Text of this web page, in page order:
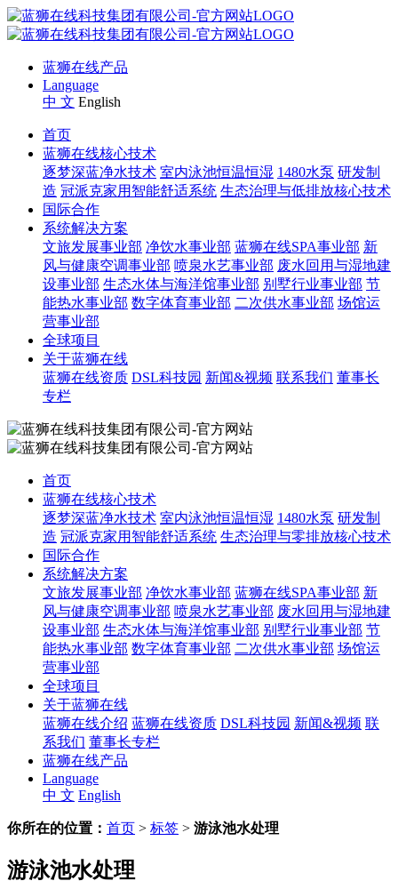
蓝狮在线产品
Language
中 文 English
首页
蓝狮在线核心技术
逐梦深蓝净水技术 室内泳池恒温恒湿 1480水泵 研发制
造 冠派克家用智能舒适系统 生态治理与低排放核心技术
国际合作
系统解决方案
文旅发展事业部 净饮水事业部 蓝狮在线SPA事业部 新
风与健康空调事业部 喷泉水艺事业部 废水回用与湿地建
设事业部 生态水体与海洋馆事业部 别墅行业事业部 节
能热水事业部 数字体育事业部 二次供水事业部 场馆运
营事业部
全球项目
关于蓝狮在线
蓝狮在线资质 DSL科技园 新闻&视频 联系我们 董事长
专栏
首页
蓝狮在线核心技术
逐梦深蓝净水技术 室内泳池恒温恒湿 1480水泵 研发制
造 冠派克家用智能舒适系统 生态治理与零排放核心技术
国际合作
系统解决方案
文旅发展事业部 净饮水事业部 蓝狮在线SPA事业部 新
风与健康空调事业部 喷泉水艺事业部 废水回用与湿地建
设事业部 生态水体与海洋馆事业部 别墅行业事业部 节
能热水事业部 数字体育事业部 二次供水事业部 场馆运
营事业部
全球项目
关于蓝狮在线
蓝狮在线介绍 蓝狮在线资质 DSL科技园 新闻&视频 联
系我们 董事长专栏
蓝狮在线产品
Language
中 文 English
你所在的位置： 首页 > 标签 > 游泳池水处理
游泳池水处理